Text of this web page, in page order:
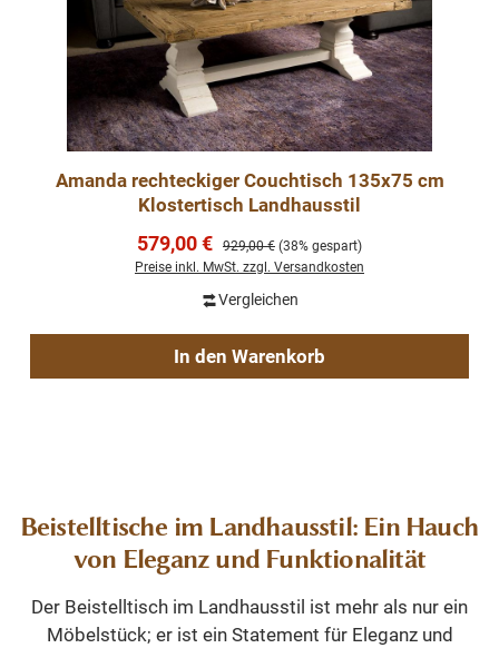
Amanda rechteckiger Couchtisch 135x75 cm
Klostertisch Landhausstil
Verkaufspreis:
579,00 € Regulärer Preis:
929,00 € (38% gespart)
Preise inkl. MwSt. zzgl. Versandkosten
Vergleichen
In den Warenkorb
Beistelltische im Landhausstil: Ein Hauch
von Eleganz und Funktionalität
Der Beistelltisch im Landhausstil ist mehr als nur ein
Möbelstück; er ist ein Statement für Eleganz und